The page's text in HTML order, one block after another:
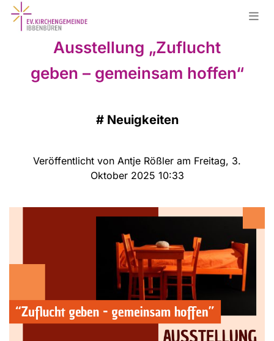
Ausstellung „Zuflucht
geben – gemeinsam hoffen“
# Neuigkeiten
Veröffentlicht von Antje Rößler am Freitag, 3.
Oktober 2025 10:33